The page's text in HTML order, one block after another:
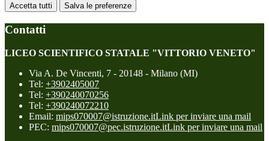
Accetta tutti Salva le preferenze
Contatti
LICEO SCIENTIFICO STATALE "VITTORIO VENETO"
Via A. De Vincenti, 7 - 20148 - Milano (MI)
Tel: +3902405007
Tel: +390240070256
Tel: +390240072210
Email: mips070007@istruzione.itLink per inviare una mail
PEC: mips070007@pec.istruzione.itLink per inviare una mail